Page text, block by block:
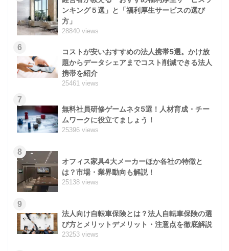
ンキング５選」と「福利厚生サービスの選び
方」
28840 views
6
コストが安いおすすめの法人携帯5選。かけ放
題からデータシェアまでコスト削減できる法人
携帯を紹介
25461 views
7
無料社員研修ゲームネタ5選！人材育成・チー
ムワークに役立てましょう！
25396 views
8
オフィス家具4大メーカーほか各社の特徴と
は？市場・業界動向も解説！
25138 views
9
法人向け自転車保険とは？法人自転車保険の選
び方とメリットデメリット・注意点を徹底解説
23253 views